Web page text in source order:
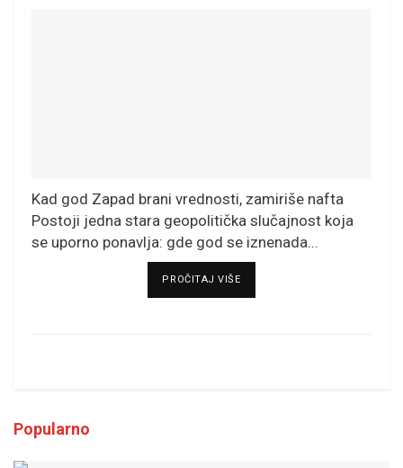
Kad god Zapad brani vrednosti, zamiriše nafta
Postoji jedna stara geopolitička slučajnost koja
se uporno ponavlja: gde god se iznenada...
PROČITAJ VIŠEDETAILS
Popularno